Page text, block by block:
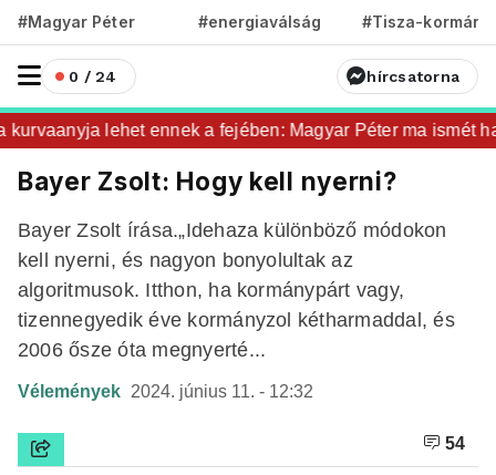
#Magyar Péter #energiaválság #Tisza-kormány
0 / 24 hírcsatorna
lehet ennek a fejében: Magyar Péter ma ismét
Bayer Zsolt: Hogy kell nyerni?
Bayer Zsolt írása.„Idehaza különböző módokon
kell nyerni, és nagyon bonyolultak az
algoritmusok. Itthon, ha kormánypárt vagy,
tizennegyedik éve kormányzol kétharmaddal, és
2006 ősze óta megnyerté...
Vélemények 2024. június 11. - 12:32
54